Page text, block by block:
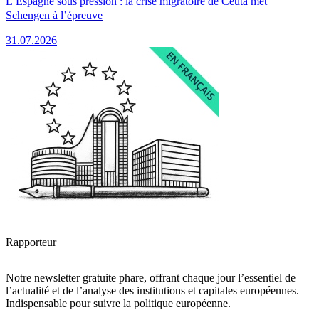
Schengen à l’épreuve
31.07.2026
Rapporteur
Notre newsletter gratuite phare, offrant chaque jour l’essentiel de
l’actualité et de l’analyse des institutions et capitales européennes.
Indispensable pour suivre la politique européenne.